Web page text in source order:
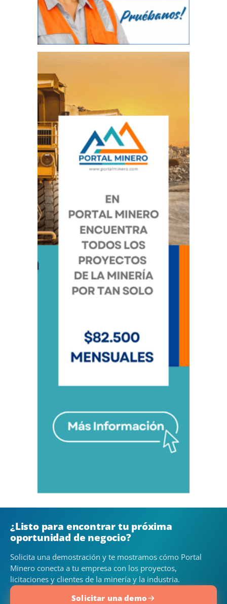
¿Listo para encontrar tu próxima
oportunidad de negocio?
Solicita una demostración y te mostramos cómo Portal
Minero conecta a tu empresa con los proyectos,
licitaciones y clientes de la minería y la industria.
Solicitar una demo